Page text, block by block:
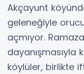
Akçayunt
geleneğiyle
açmıyor.
dayanışmasıyla
köylüler, birlikte